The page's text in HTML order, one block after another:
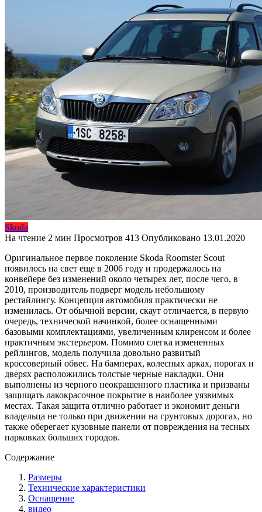
Skoda
На чтение 2 мин Просмотров 413 Опубликовано 13.01.2020
Оригинальное первое поколение Skoda Roomster Scout
появилось на свет еще в 2006 году и продержалось на
конвейере без изменений около четырех лет, после чего, в
2010, производитель подверг модель небольшому
рестайлингу. Концепция автомобиля практически не
изменилась. От обычной версии, скаут отличается, в первую
очередь, технической начинкой, более оснащенными
базовыми комплектациями, увеличенным клиренсом и более
практичным экстерьером. Помимо слегка измененных
рейлингов, модель получила довольно развитый
кроссоверный обвес. На бамперах, колесных арках, порогах и
дверях расположились толстые черные накладки. Они
выполнены из черного неокрашенного пластика и призваны
защищать лакокрасочное покрытие в наиболее уязвимых
местах. Такая защита отлично работает и экономит деньги
владельца не только при движении на грунтовых дорогах, но
также оберегает кузовные панели от повреждения на тесных
парковках больших городов.
Содержание
Размеры
Технические характеристики
Оснащение
видео